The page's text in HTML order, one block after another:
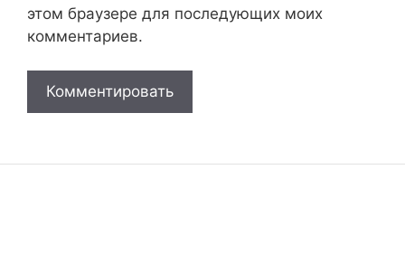
этом браузере для последующих моих
комментариев.